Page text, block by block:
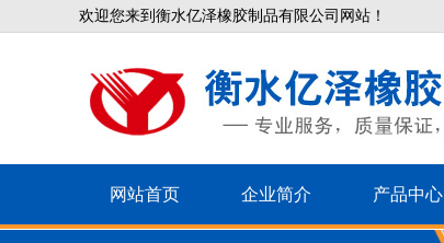
欢迎您来到衡水亿泽橡胶制品有限公司网站！
网站首页 企业简介 产品中心